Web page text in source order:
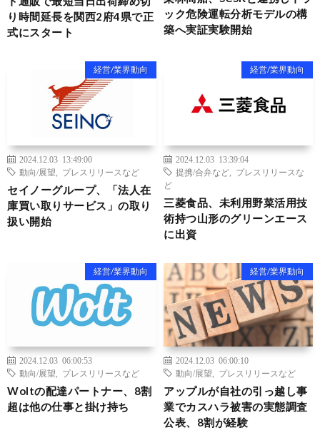
り時間延長を関西2府4県で正
式にスタート
ック危険運転分析モデルの構
築へ実証実験開始
経営/業界動向
2024.12.03 13:49:00
動向/展望
プレスリリースなど
セイノーグループ、「法人在
庫買い取りサービス」の取り
扱い開始
経営/業界動向
2024.12.03 13:39:04
提携/合弁など
プレスリリースな
ど
三菱食品、未利用野菜活用技
術持つ山形のグリーンエース
に出資
経営/業界動向
2024.12.03 06:00:53
動向/展望
プレスリリースなど
Woltの配達パートナー、8割
超は他の仕事と掛け持ち
経営/業界動向
2024.12.03 06:00:10
動向/展望
プレスリリースなど
アップルが自社の引っ越し事
業でカスハラ被害の実態調査
公表、8割が経験